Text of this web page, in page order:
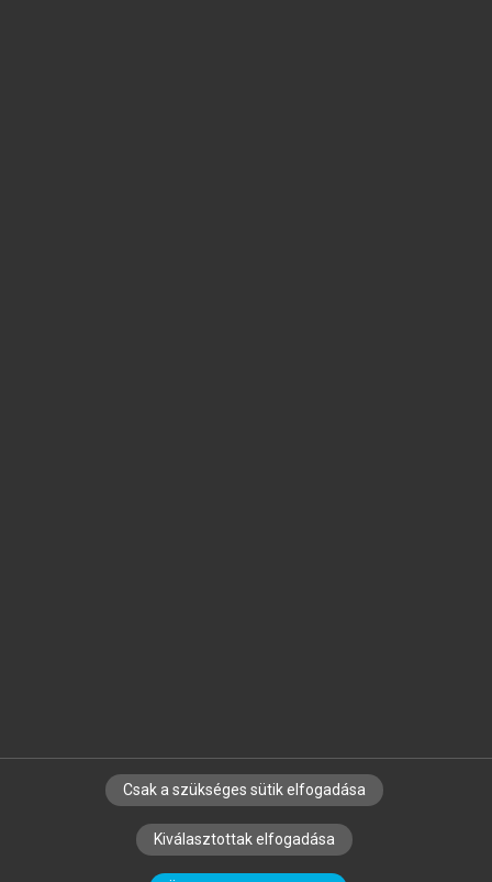
SZERZŐKNEK CÉGEKNEK KÖNYVTÁROSOKNAK
SZERKESZTÉSI ÉS LEKTORÁLÁSI ALAPELVEK
Csak a szükséges sütik elfogadása
Kiválasztottak elfogadása